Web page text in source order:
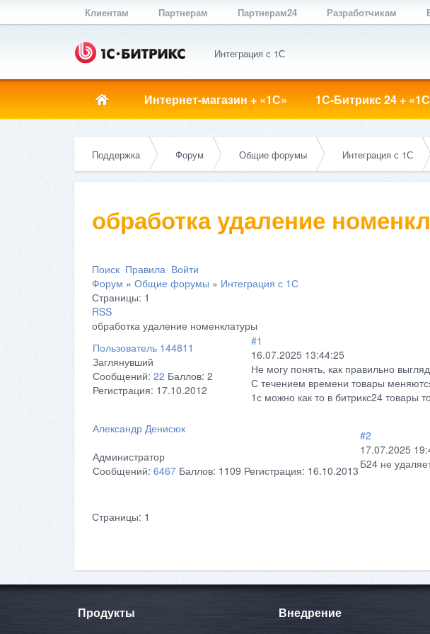
Клиентам Партнерам Партнерам24 Разработчикам
Интеграция с 1С
Интернет-магазин + «1С» 1С-Битрикс 24 +
Поддержка Форум Общие форумы Интеграция с 1С
обработка удаление
Поиск Правила Войти
Форум » Общие форумы » Интеграция с 1С
Страницы: 1
RSS
обработка удаление номенклатуры
Пользователь 144811
Заглянувший
Сообщений: 22 Баллов: 2
Регистрация: 17.10.2012
#1
16.07.2025 13:44:25
Не могу понять, как правильно
С течением времени товары
1с можно как то в битрикс24 товары
Александр Денисюк
Администратор
Сообщений: 6467 Баллов: 1109 Регистрация: 16.10.2013
#2
17.07.2025
Б24 не
Страницы: 1
Продукты Внедрение